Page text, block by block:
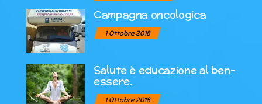
Campagna oncologica
1 Ottobre 2018
Salute è educazione al ben-
essere.
1 Ottobre 2018